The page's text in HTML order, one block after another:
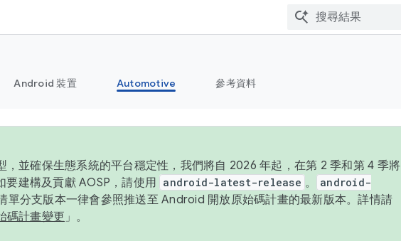
Android 裝置 Automotive 參考資料
，並確保生態系統的平台穩定性，我們將自 2026 年起，在第 2 季和第 4 季將
要建構及貢獻 AOSP，請使用 android-latest-release 。
android-
單分支版本一律會參照推送至 Android 開放原始碼計畫的最新版本。詳情請
碼計畫變更 」。